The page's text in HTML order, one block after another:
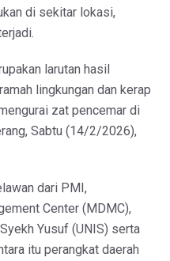
di sekitar lokasi,
larutan hasil
lingkungan dan kerap
zat pencemar di
Sabtu (14/2/2026),
dari PMI,
Center​​​ ​(MDMC),
Yusuf (UNIS) serta
itu perangkat daerah